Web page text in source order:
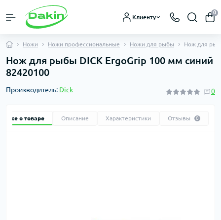
Клиенту
0
Ножи Ножи профессиональные Ножи для рыбы Нож для
Нож для рыбы DICK ErgoGrip 100 мм синий
82420100
Производитель: Dick 0
Все о товаре Описание Характеристики Отзывы 0